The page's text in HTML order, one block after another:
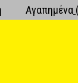
Αγαπημένα